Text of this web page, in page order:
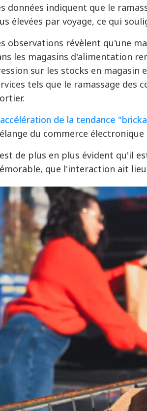
données indiquent que le
élevées par voyage, ce qui
observations révèlent qu'une
les magasins d'alimentation
sur les stocks en magasin
tels que le ramassage des
.
de la tendance
du commerce
de plus en plus évident qu'il
que l'interaction ait